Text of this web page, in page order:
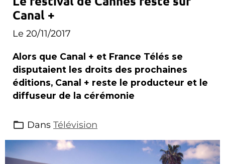
Canal +
Le 20/11/2017
Alors que Canal + et France Télés se
disputaient les droits des prochaines
éditions, Canal + reste le producteur et le
diffuseur de la cérémonie
Dans Télévision